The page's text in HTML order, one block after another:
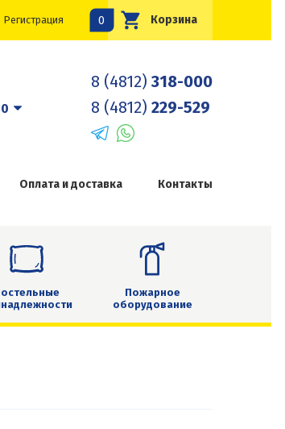
Регистрация Корзина
0
8 (4812) 318-000
8 (4812) 229-529
Оплата и доставка Контакты
Пожарное
оборудование